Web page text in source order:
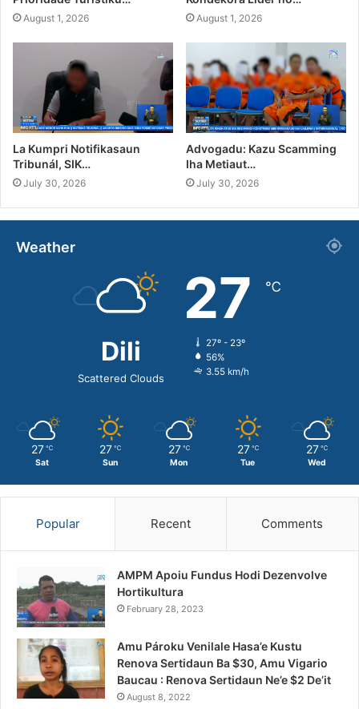
August 1, 2026 August 1, 2026
La Kumpri Notifikasaun
Tribunál, SIK…
July 30, 2026
Advogadu: Kazu Scamming
Iha Metiaut…
July 30, 2026
Weather
Dili
Scattered Clouds
27 ℃
27º - 23º
56%
3.55 km/h
27 ℃
Sat
27 ℃
Sun
27 ℃
Mon
27 ℃
Tue
27 ℃
Wed
Popular Recent Comments
AMPM Apoiu Fundus Hodi Dezenvolve
Hortikultura
February 28, 2023
Amu Pároku Venilale Hasa’e Kustu
Renova Sertidaun Ba $30, Amu Vigario
Baucau : Renova Sertidaun Ne’e $2 De’it
August 8, 2022